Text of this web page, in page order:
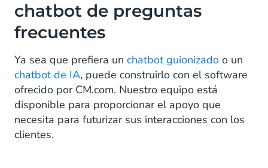
chatbot de preguntas
frecuentes
Ya sea que prefiera un chatbot guionizado o un
chatbot de IA, puede construirlo con el software
ofrecido por CM.com. Nuestro equipo está
disponible para proporcionar el apoyo que
necesita para futurizar sus interacciones con los
clientes.